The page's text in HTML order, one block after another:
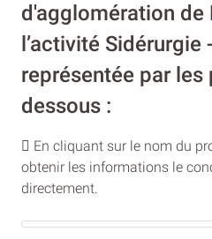
d'agglomération de
l’activité
représentée par
dessous :
En cliquant sur le nom du
obtenir les informations le
directement.